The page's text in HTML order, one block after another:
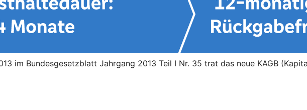
im Bundesgesetzblatt Jahrgang 2013 Teil I Nr. 35 trat das neue KAGB